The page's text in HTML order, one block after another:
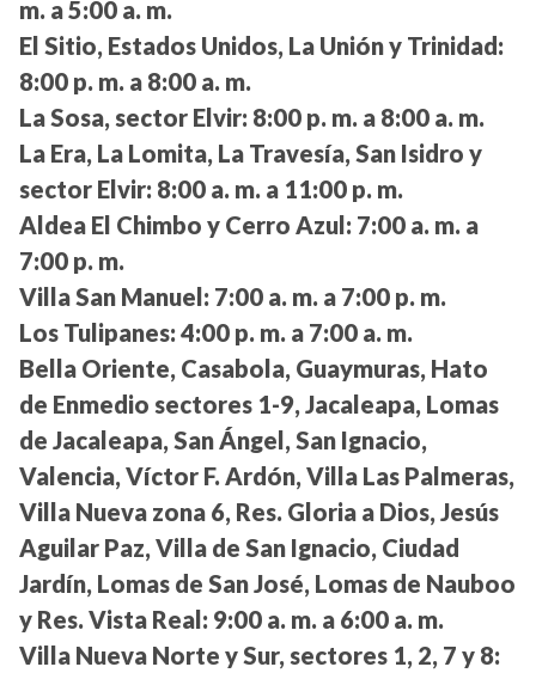
m. a 5:00 a. m.
El Sitio, Estados Unidos, La Unión y Trinidad:
8:00 p. m. a 8:00 a. m.
La Sosa, sector Elvir: 8:00 p. m. a 8:00 a. m.
La Era, La Lomita, La Travesía, San Isidro y
sector Elvir: 8:00 a. m. a 11:00 p. m.
Aldea El Chimbo y Cerro Azul: 7:00 a. m. a
7:00 p. m.
Villa San Manuel: 7:00 a. m. a 7:00 p. m.
Los Tulipanes: 4:00 p. m. a 7:00 a. m.
Bella Oriente, Casabola, Guaymuras, Hato
de Enmedio sectores 1-9, Jacaleapa, Lomas
de Jacaleapa, San Ángel, San Ignacio,
Valencia, Víctor F. Ardón, Villa Las Palmeras,
Villa Nueva zona 6, Res. Gloria a Dios, Jesús
Aguilar Paz, Villa de San Ignacio, Ciudad
Jardín, Lomas de San José, Lomas de Nauboo
y Res. Vista Real: 9:00 a. m. a 6:00 a. m.
Villa Nueva Norte y Sur, sectores 1, 2, 7 y 8: